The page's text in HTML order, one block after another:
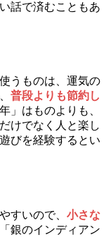
話で済むこともあ
うものは、運気の
普段よりも節約し
」はものよりも、
けでなく人と楽し
びを経験するとい
すいので、 小さな
銀のインディアン